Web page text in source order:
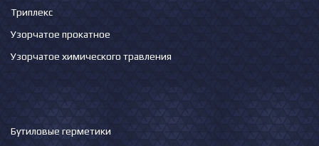
Триплекс
Узорчатое прокатное
Узорчатое химического травления
Бутиловые герметики